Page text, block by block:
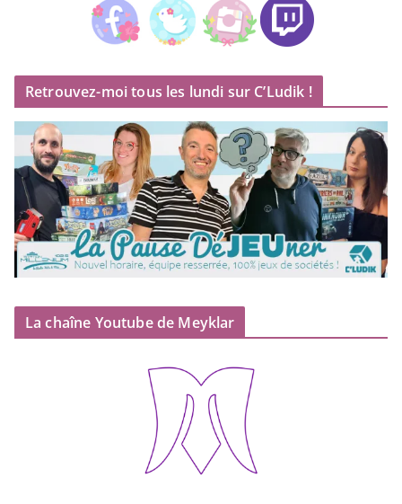
Retrouvez-moi tous les lundi sur C’Ludik !
La chaîne Youtube de Meyklar